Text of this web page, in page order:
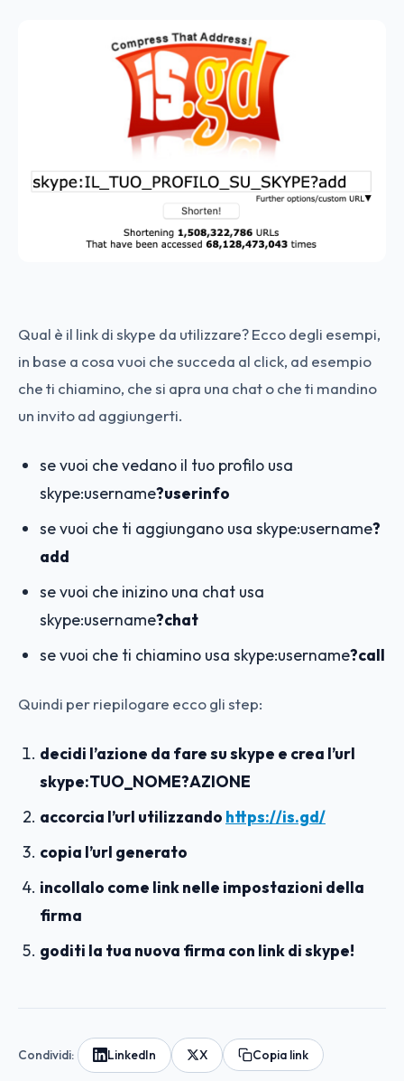
Qual è il link di skype da utilizzare? Ecco degli esempi,
in base a cosa vuoi che succeda al click, ad esempio
che ti chiamino, che si apra una chat o che ti mandino
un invito ad aggiungerti.
se vuoi che vedano il tuo profilo usa
skype:username?userinfo
se vuoi che ti aggiungano usa skype:username?
add
se vuoi che inizino una chat usa
skype:username?chat
se vuoi che ti chiamino usa skype:username?call
Quindi per riepilogare ecco gli step:
decidi l’azione da fare su skype e crea l’url
skype:TUO_NOME?AZIONE
accorcia l’url utilizzando https://is.gd/
copia l’url generato
incollalo come link nelle impostazioni della
firma
goditi la tua nuova firma con link di skype!
Condividi: LinkedIn X Copia link